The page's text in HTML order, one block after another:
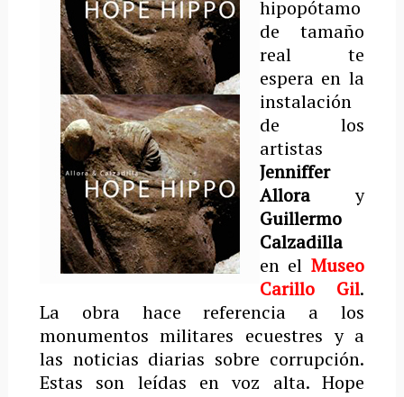
hipopótamo
de tamaño
real te
espera en la
instalación
de los
artistas
Jenniffer
Alloray
Guillermo
Calzadilla
en elMuseo
Carillo Gil.
La obra hace referencia a los
monumentos militares ecuestres y a
las noticias diarias sobre corrupción.
Estas son leídas en voz alta. Hope